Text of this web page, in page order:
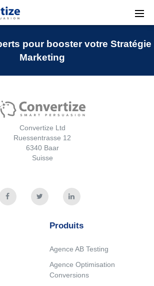
pour booster votre Stratégie
Marketing
Convertize Ltd
Ruessentrasse 12
6340 Baar
Suisse
Produits
Agence AB Testing
Agence Optimisation
Conversions